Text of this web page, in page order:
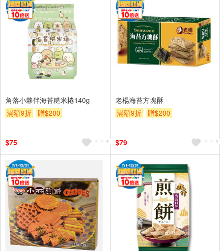
角落小夥伴海苔糙米捲140g
滿額9折
贈$200
$75
老楊海苔方塊酥
滿額9折
贈$200
$79